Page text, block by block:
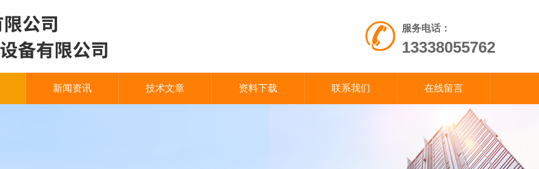
服务电话：
13338055762
新闻资讯 技术文章 资料下载 联系我们 在线留言